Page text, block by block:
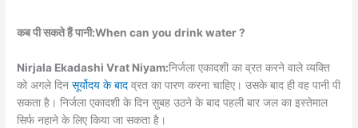
कब पी सकते हैं पानी:When can you drink water ?
Nirjala Ekadashi Vrat Niyam:निर्जला एकादशी का व्रत करने वाले व्यक्ति
को अगले दिनसूर्योदय के बाद व्रत का पारण करना चाहिए। उसके बाद ही वह पानी पी
सकता है। निर्जला एकादशी के दिन सुबह उठने के बाद पहली बार जल का इस्तेमाल
सिर्फ नहाने के लिए किया जा सकता है।